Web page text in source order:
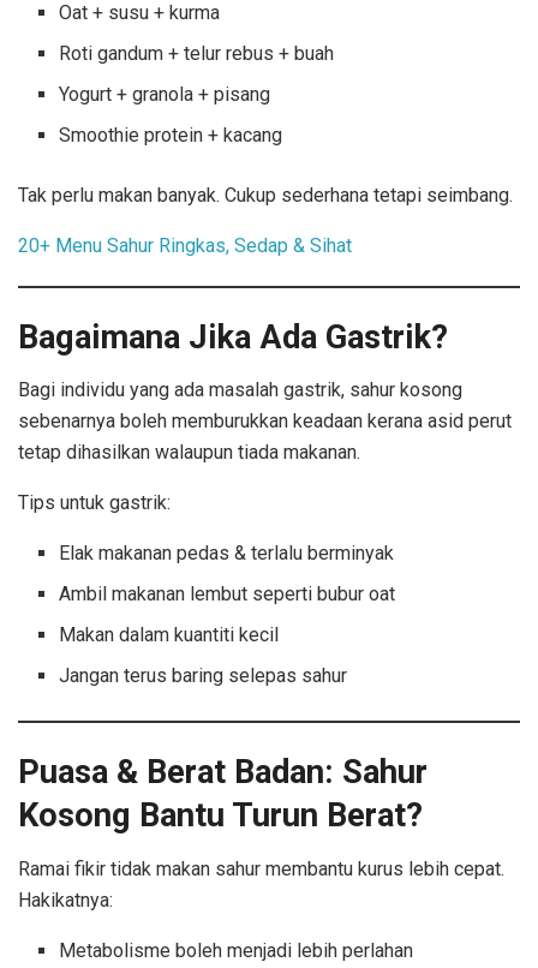
Oat + susu + kurma
Roti gandum + telur rebus + buah
Yogurt + granola + pisang
Smoothie protein + kacang
Tak perlu makan banyak. Cukup sederhana tetapi seimbang.
20+ Menu Sahur Ringkas, Sedap & Sihat
Bagaimana Jika Ada Gastrik?
Bagi individu yang ada masalah gastrik, sahur kosong
sebenarnya boleh memburukkan keadaan kerana asid perut
tetap dihasilkan walaupun tiada makanan.
Tips untuk gastrik:
Elak makanan pedas & terlalu berminyak
Ambil makanan lembut seperti bubur oat
Makan dalam kuantiti kecil
Jangan terus baring selepas sahur
Puasa & Berat Badan: Sahur
Kosong Bantu Turun Berat?
Ramai fikir tidak makan sahur membantu kurus lebih cepat.
Hakikatnya:
Metabolisme boleh menjadi lebih perlahan